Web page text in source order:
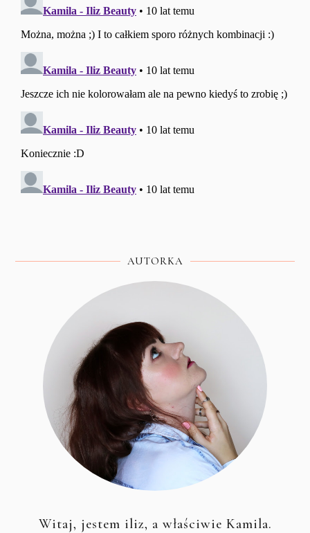
AUTORKA
Witaj, jestem iliz, a właściwie Kamila.